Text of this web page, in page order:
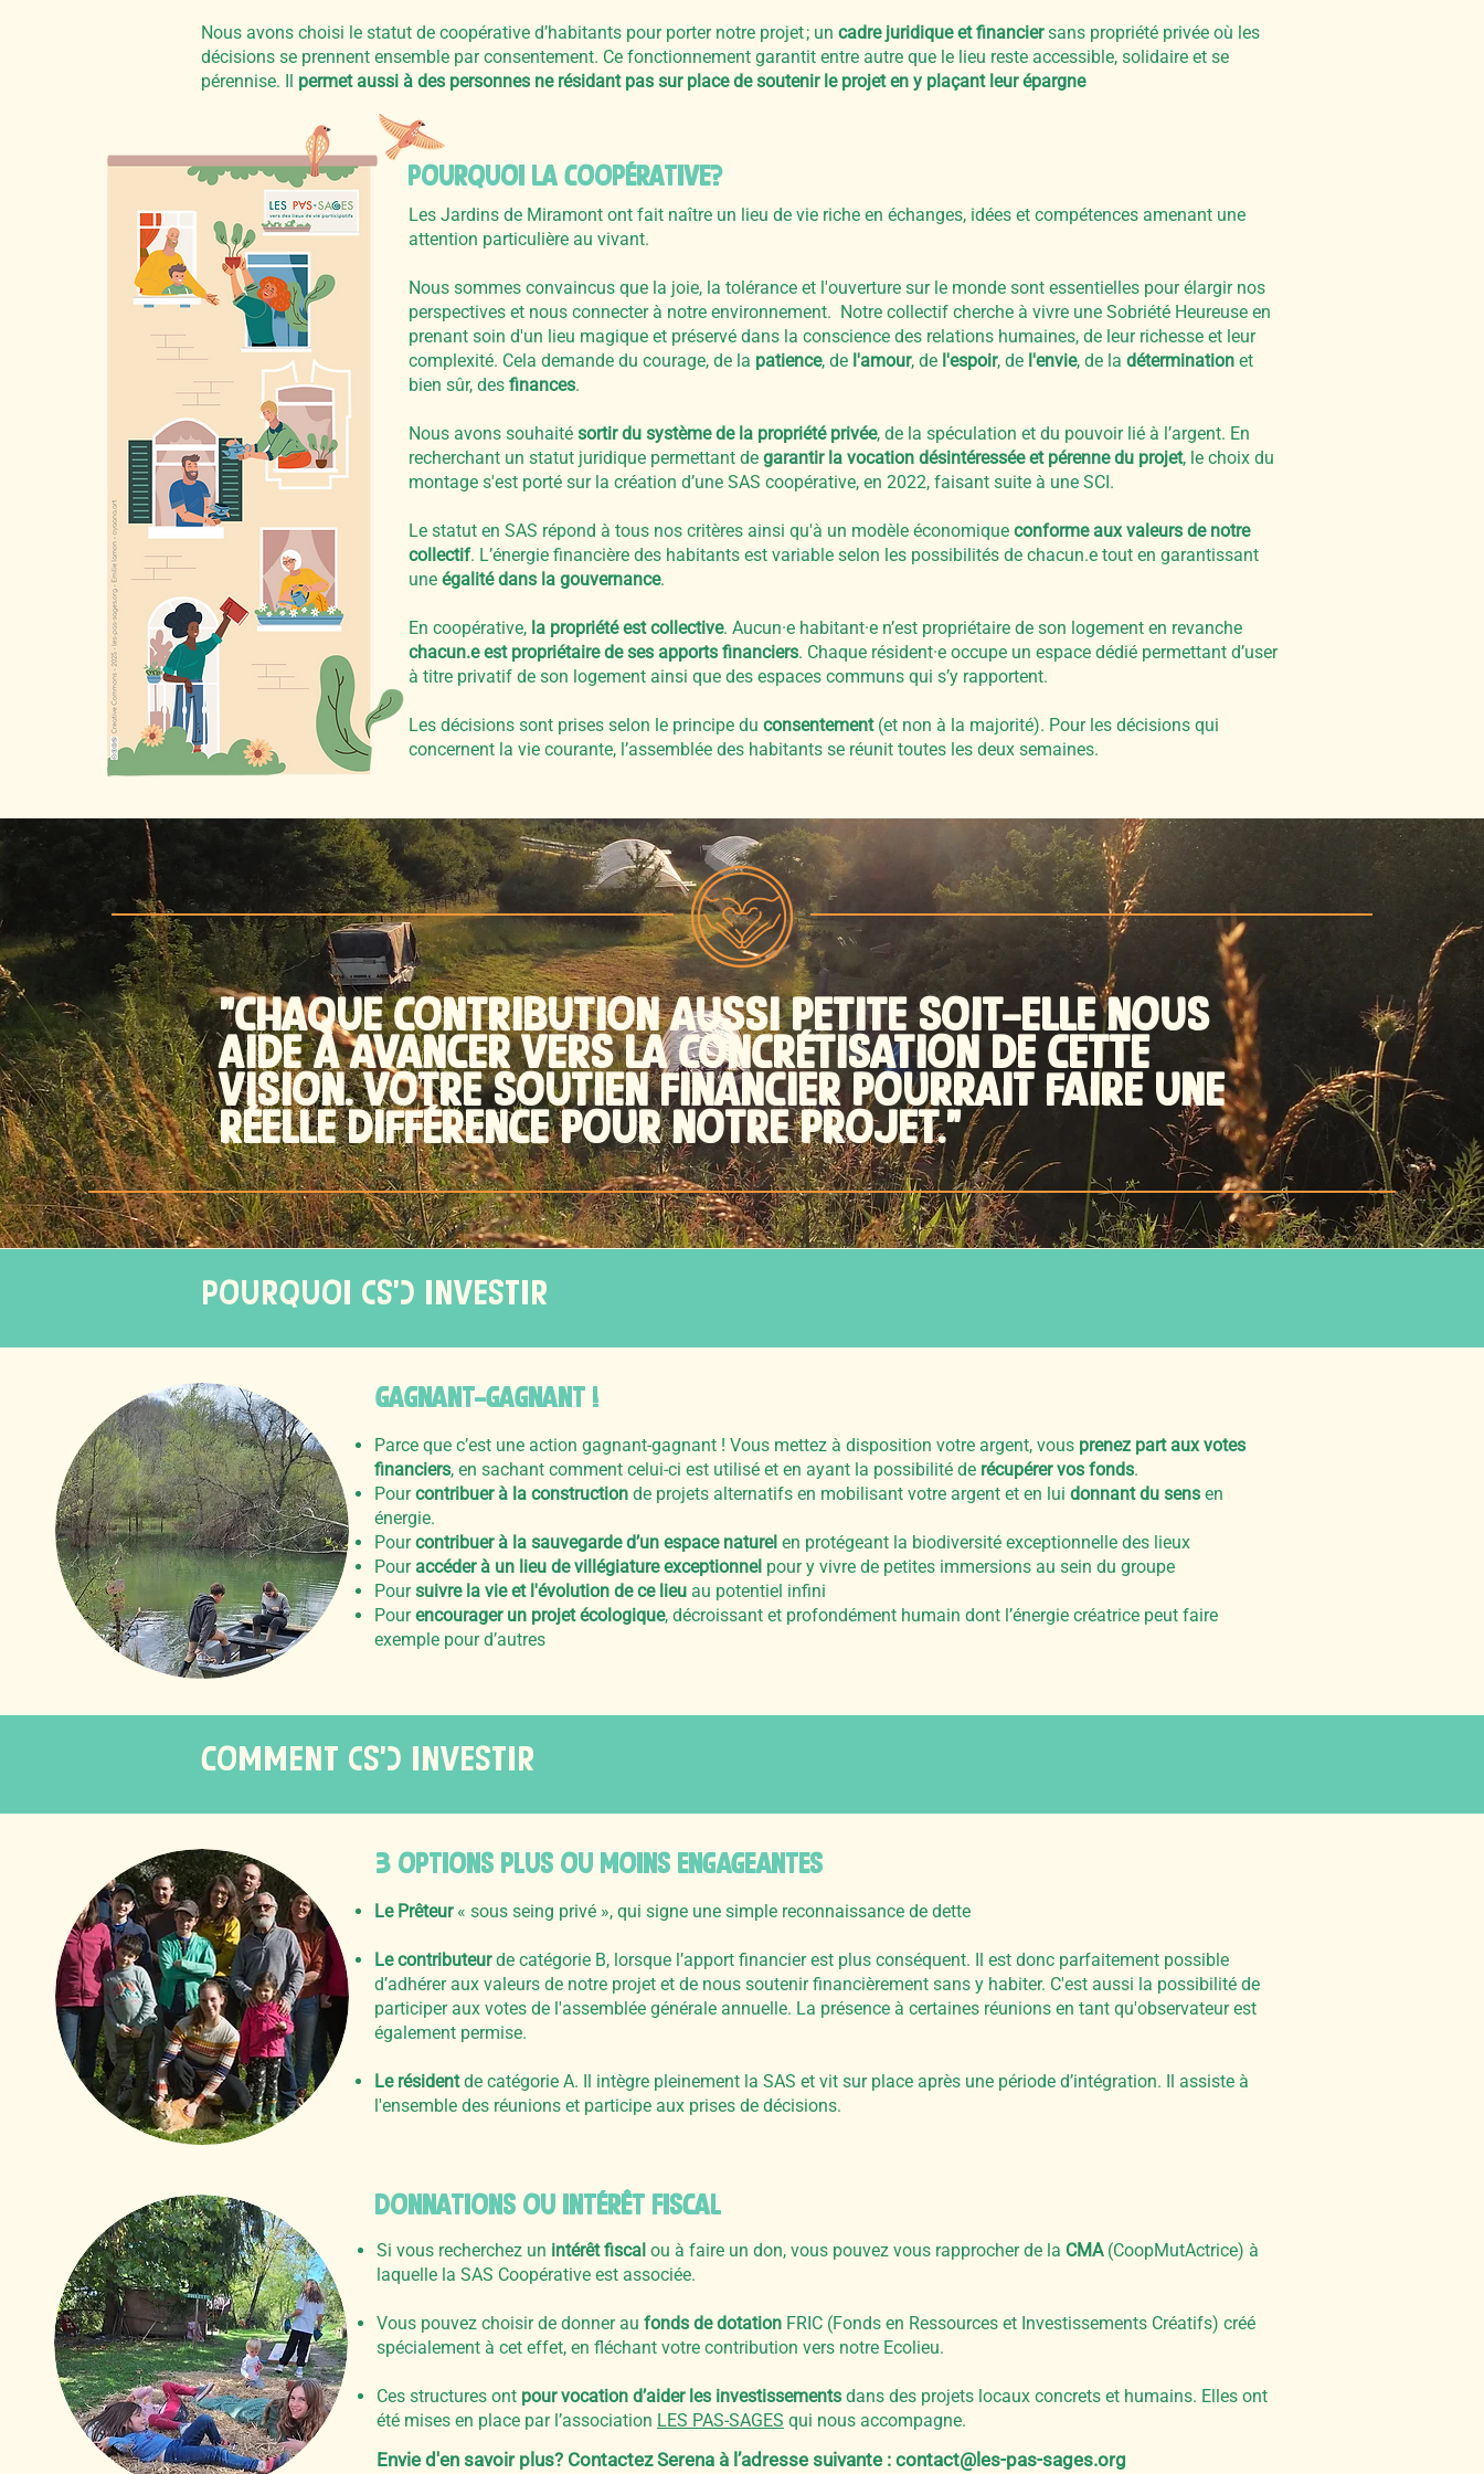
Nous avons choisi le statut de coopérative d’habitants pour porter notre projet ; un cadre juridique et financiersans propriété privée où les
décisions se prennent ensemble par consentement. Ce fonctionnement garantit entre autre que le lieu reste accessible, solidaire et se
pérennise. Il permet aussi à des personnes ne résidant pas sur place de soutenir le projet en y plaçant leur épargne
POURQUOI LA COOPéRATIVE?
Les Jardins de Miramont ont fait naître un lieu de vie riche en échanges, idées et compétences amenant une
attention particulière au vivant.
Nous sommes convaincus que la joie, la tolérance et l'ouverture sur le monde sont essentielles pour élargir nos
perspectives et nous connecter à notre environnement. Notre collectif cherche à vivre une Sobriété Heureuse en
prenant soin d'un lieu magique et préservé dans la conscience des relations humaines, de leur richesse et leur
complexité. Cela demande du courage, de la patience, de l'amour, de l'espoir, de l'envie, de la détermination et
bien sûr, des finances.
Nous avons souhaité sortir du système de la propriété privée, de la spéculation et du pouvoir lié à l’argent. En
recherchant un statut juridique permettant de garantir la vocation désintéressée et pérenne du projet, le choix du
montage s'est porté sur la création d’une SAS coopérative, en 2022, faisant suite à une SCI.
Le statut en SAS répond à tous nos critères ainsi qu'à un modèle économique conforme aux valeurs de notre
collectif. L’énergie financière des habitants est variable selon les possibilités de chacun.e tout en garantissant
une égalité dans la gouvernance.
En coopérative, la propriété est collective. Aucun·e habitant·e n’est propriétaire de son logement en revanche
chacun.e est propriétaire de ses apports financiers. Chaque résident·e occupe un espace dédié permettant d’user
à titre privatif de son logement ainsi que des espaces communs qui s’y rapportent.
Les décisions sont prises selon le principe du consentement (et non à la majorité). Pour les décisions qui
concernent la vie courante, l’assemblée des habitants se réunit toutes les deux semaines.
"CHAQUE CONTRIBUTION AUSSI PETITE SOIT-ELLE NOUS
AIDE à AVANCER VERS LA CONCRéTISATION DE CETTE
VISION. VOTRE SOUTIEN FINANCIER POURRAIT FAIRE UNE
RéELLE DIFFéRENCE POUR NOTRE PROJET."
POURQUOI (s’) INVESTIR
GAGNANT-GAGNANT !
Parce que c’est une action gagnant-gagnant ! Vous mettez à disposition votre argent, vous prenez part aux votes
financiers, en sachant comment celui-ci est utilisé et en ayant la possibilité de récupérer vos fonds.
Pourcontribuer à la construction de projets alternatifs en mobilisant votre argent et en lui donnant du sens en
énergie.
Pourcontribuer à la sauvegarde d’un espace naturel en protégeant la biodiversité exceptionnelle des lieux
Pour accéder à un lieu de villégiature exceptionnel pour y vivre de petites immersions au sein du groupe
Poursuivre la vie et l'évolution de ce lieu au potentiel infini
Pourencourager un projet écologique, décroissant et profondément humain dont l’énergie créatrice peut faire
exemple pour d’autres
COMMENT (s’) INVESTIR
3 OPTIONS pLUS OU MOINS engageantes
Le Prêteur« sous seing privé », qui signe une simple reconnaissance de dette
Le contributeurde catégorie B, lorsque l’apport financier est plus conséquent. Il est donc parfaitement possible
d’adhérer aux valeurs de notre projet et de nous soutenir financièrement sans y habiter. C'est aussi la possibilité de
participer aux votes de l'assemblée générale annuelle. La présence à certaines réunions en tant qu'observateur est
également permise.
Le résidentde catégorie A. Il intègre pleinement la SAS et vit sur place après une période d’intégration. Il assiste à
l'ensemble des réunions et participe aux prises de décisions.
DONNATIONS OU INTéRêT FISCAL
Si vous recherchez un intérêt fiscal ou à faire un don, vous pouvez vous rapprocher de la CMA (CoopMutActrice) à
laquelle la SAS Coopérative est associée.
Vous pouvez choisir de donner au fonds de dotation FRIC (Fonds en Ressources et Investissements Créatifs) créé
spécialement à cet effet, en fléchant votre contribution vers notre Ecolieu.
Ces structures ont pour vocation d’aider les investissements dans des projets locaux concrets et humains. Elles ont
été mises en place par l’association LES PAS-SAGES qui nous accompagne.
Envie d'en savoir plus? Contactez Serena à l’adresse suivante : contact@les-pas-sages.org